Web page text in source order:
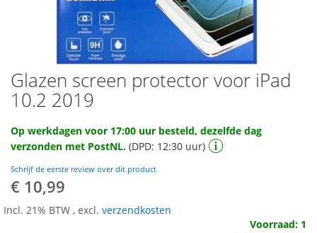
Ga
naar
het
van
de
gallerij
Glazen screen protector voor iPad
10.2 2019
Op werkdagen voor 17:00 uur besteld, dezelfde dag
verzonden met PostNL. (DPD: 12:30 uur)
Schrijf de eerste review over dit product
€ 10,99
Incl. 21% BTW , excl. verzendkosten
Voorraad: 1